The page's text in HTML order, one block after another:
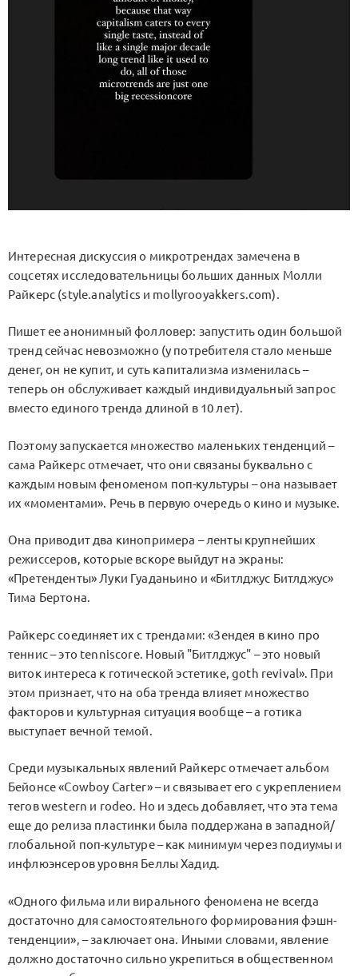
Интересная дискуссия о микротрендах замечена в
соцсетях исследовательницы больших данных Молли
Райкерс (style.analytics и mollyrooyakkers.com).
Пишет ее анонимный фолловер: запустить один большой
тренд сейчас невозможно (у потребителя стало меньше
денег, он не купит, и суть капитализма изменилась –
теперь он обслуживает каждый индивидуальный запрос
вместо единого тренда длиной в 10 лет).
Поэтому запускается множество маленьких тенденций –
сама Райкерс отмечает, что они связаны буквально с
каждым новым феноменом поп-культуры – она называет
их «моментами». Речь в первую очередь о кино и музыке.
Она приводит два кинопримера – ленты крупнейших
режиссеров, которые вскоре выйдут на экраны:
«Претенденты» Луки Гуаданьино и «Битлджус Битлджус»
Тима Бертона.
Райкерс соединяет их с трендами: «Зендея в кино про
теннис – это tenniscore. Новый "Битлджус" – это новый
виток интереса к готической эстетике, goth revival». При
этом признает, что на оба тренда влияет множество
факторов и культурная ситуация вообще – а готика
выступает вечной темой.
Среди музыкальных явлений Райкерс отмечает альбом
Бейонсе «Cowboy Carter» – и связывает его с укреплением
тегов western и rodeo. Но и здесь добавляет, что эта тема
еще до релиза пластинки была поддержана в западной/
глобальной поп-культуре – как минимум через подиумы и
инфлюэнсеров уровня Беллы Хадид.
«Одного фильма или вирального феномена не всегда
достаточно для самостоятельного формирования фэшн-
тенденции», – заключает она. Иными словами, явление
должно достаточно сильно укрепиться в общественном